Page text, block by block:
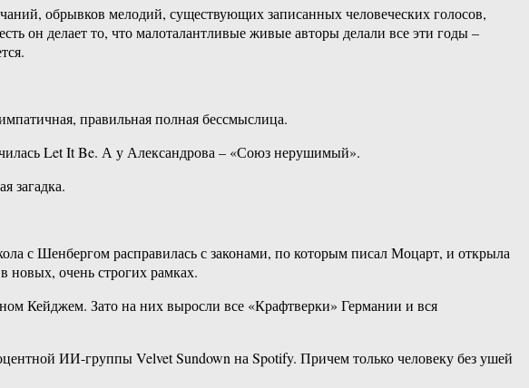
обрывков мелодий, существующих записанных человеческих голосов,
он делает то, что малоталантливые живые авторы делали все эти годы –
правильная полная бессмыслица.
Let It Be. А у Александрова – «Союз нерушимый».
загадка.
с Шенбергом расправилась с законами, по которым писал Моцарт, и открыла
новых, очень строгих рамках.
Кейджем. Зато на них выросли все «Крафтверки» Германии и вся
ИИ-группы Velvet Sundown на Spotify. Причем только человеку без ушей